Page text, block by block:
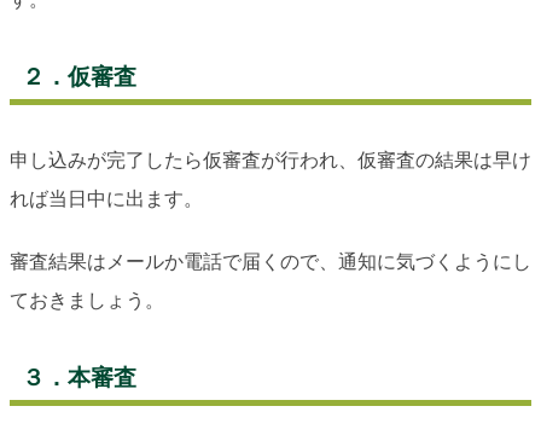
２．仮審査
申し込みが完了したら仮審査が行われ、仮審査の結果は早け
れば当日中に出ます。
審査結果はメールか電話で届くので、通知に気づくようにし
ておきましょう。
３．本審査